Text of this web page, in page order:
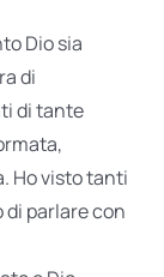
Dio sia
di
di tante
Ho visto tanti
di parlare con